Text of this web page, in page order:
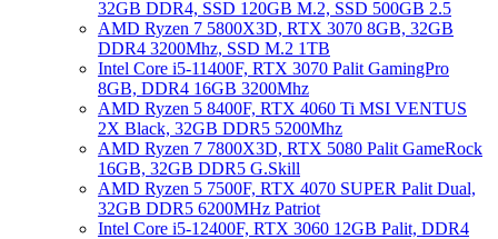
32GB DDR4, SSD 120GB M.2, SSD 500GB 2.5
AMD Ryzen 7 5800X3D, RTX 3070 8GB, 32GB
DDR4 3200Mhz, SSD M.2 1TB
Intel Core i5-11400F, RTX 3070 Palit GamingPro
8GB, DDR4 16GB 3200Mhz
AMD Ryzen 5 8400F, RTX 4060 Ti MSI VENTUS
2X Black, 32GB DDR5 5200Mhz
AMD Ryzen 7 7800X3D, RTX 5080 Palit GameRock
16GB, 32GB DDR5 G.Skill
AMD Ryzen 5 7500F, RTX 4070 SUPER Palit Dual,
32GB DDR5 6200MHz Patriot
Intel Core i5-12400F, RTX 3060 12GB Palit, DDR4